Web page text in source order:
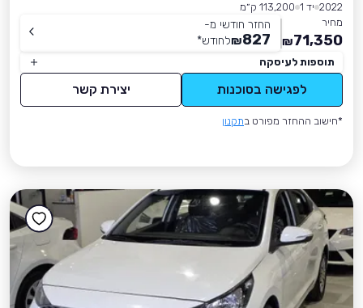
2022 יד 1
113,200 ק״מ
מחיר
71,350
₪
החזר חודשי מ-
827
₪לחודש*
תוספות לעיסקה
לפגישה בסוכנות יצירת קשר
*חישוב ההחזר מפורט בתקנון